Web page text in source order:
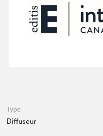
Espace enseignant·e·s
Espace pro
Type
Diffuseur